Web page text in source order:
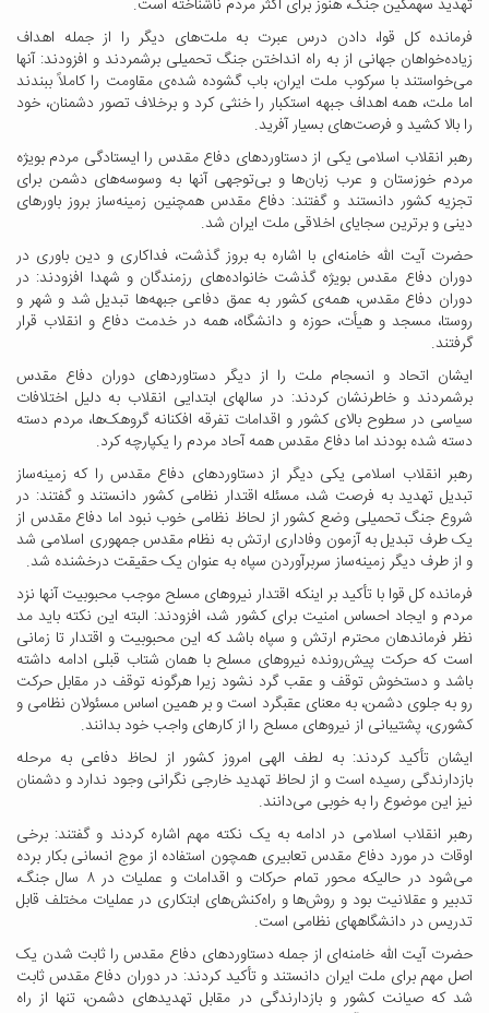
تهدید سهمگین جنگ، هنوز برای اکثر مردم ناشناخته است.
فرمانده کل قوا، دادن درس عبرت به ملت‌های دیگر را از جمله اهداف
زیاده‌خواهان جهانی از به راه انداختن جنگ تحمیلی برشمردند و افزودند: آنها
می‌خواستند با سرکوب ملت ایران، باب گشوده شده‌ی مقاومت را کاملاً ببندند
اما ملت، همه اهداف جبهه استکبار را خنثی کرد و برخلاف تصور دشمنان، خود
را بالا کشید و فرصت‌های بسیار آفرید.
رهبر انقلاب اسلامی یکی از دستاوردهای دفاع مقدس را ایستادگی مردم بویژه
مردم خوزستان و عرب زبان‌ها و بی‌توجهی آنها به وسوسه‌های دشمن برای
تجزیه کشور دانستند و گفتند: دفاع مقدس همچنین زمینه‌ساز بروز باورهای
دینی و برترین سجایای اخلاقی ملت ایران شد.
حضرت آیت الله خامنه‌ای با اشاره به بروز گذشت‌، فداکاری‌ و دین باوری‌ در
دوران دفاع مقدس بویژه گذشت خانواده‌های رزمندگان و شهدا افزودند: در
دوران دفاع مقدس، همه‌ی کشور به عمق دفاعی جبهه‌ها تبدیل شد و شهر و
روستا، مسجد و هیأت، حوزه و دانشگاه، همه در خدمت دفاع و انقلاب قرار
گرفتند.
ایشان اتحاد و انسجام ملت را از دیگر دستاوردهای دوران دفاع مقدس
برشمردند و خاطرنشان کردند: در سالهای ابتدایی انقلاب به دلیل اختلافات
سیاسی در سطوح بالای کشور و اقدامات تفرقه افکنانه گروهک‌ها، مردم دسته
دسته شده بودند اما دفاع مقدس همه آحاد مردم را یکپارچه کرد.
رهبر انقلاب اسلامی یکی دیگر از دستاوردهای دفاع مقدس را که زمینه‌ساز
تبدیل تهدید به فرصت شد، مسئله اقتدار نظامی کشور دانستند و گفتند: در
شروع جنگ تحمیلی وضع کشور از لحاظ نظامی خوب نبود اما دفاع مقدس از
یک طرف تبدیل به آزمون وفاداری ارتش به نظام مقدس جمهوری اسلامی شد
و از طرف دیگر زمینه‌ساز سربرآوردن سپاه به عنوان یک حقیقت درخشنده شد.
فرمانده کل قوا با تأکید بر اینکه اقتدار نیروهای مسلح موجب محبوبیت آنها نزد
مردم و ایجاد احساس امنیت برای کشور شد، افزودند: البته این نکته باید مد
نظر فرماندهان محترم ارتش و سپاه باشد که این محبوبیت و اقتدار تا زمانی
است که حرکت پیش‌رونده نیروهای مسلح با همان شتاب قبلی ادامه داشته
باشد و دستخوش توقف و عقب گرد نشود زیرا هرگونه توقف در مقابل حرکت
رو به جلوی دشمن، به معنای عقبگرد است و بر همین اساس مسئولان نظامی و
کشوری، پشتیبانی از نیروهای مسلح را از کارهای واجب خود بدانند.
ایشان تأکید کردند: به لطف الهی امروز کشور از لحاظ دفاعی به مرحله
بازدارندگی رسیده است و از لحاظ تهدید خارجی نگرانی وجود ندارد و دشمنان
نیز این موضوع را به خوبی می‌دانند.
رهبر انقلاب اسلامی در ادامه به یک نکته مهم اشاره کردند و گفتند: برخی
اوقات در مورد دفاع مقدس تعابیری همچون استفاده از موج انسانی بکار برده
می‌شود در حالیکه محور تمام حرکات و اقدامات و عملیات در ۸ سال جنگ،
تدبیر و عقلانیت بود و روش‌ها و راه‌کنش‌های ابتکاری در عملیات مختلف قابل
تدریس در دانشگاههای نظامی است.
حضرت آیت الله خامنه‌ای از جمله دستاوردهای دفاع مقدس را ثابت شدن یک
اصل مهم برای ملت ایران دانستند و تأکید کردند: در دوران دفاع مقدس ثابت
شد که صیانت کشور و بازدارندگی در مقابل تهدیدهای دشمن، تنها از راه